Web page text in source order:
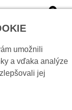
0
pohybu
umožnili
a vďaka analýze
jej